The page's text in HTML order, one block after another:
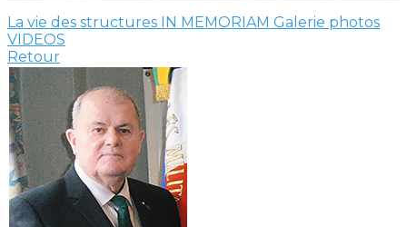
La vie des structures IN MEMORIAM Galerie photos
VIDEOS
Retour